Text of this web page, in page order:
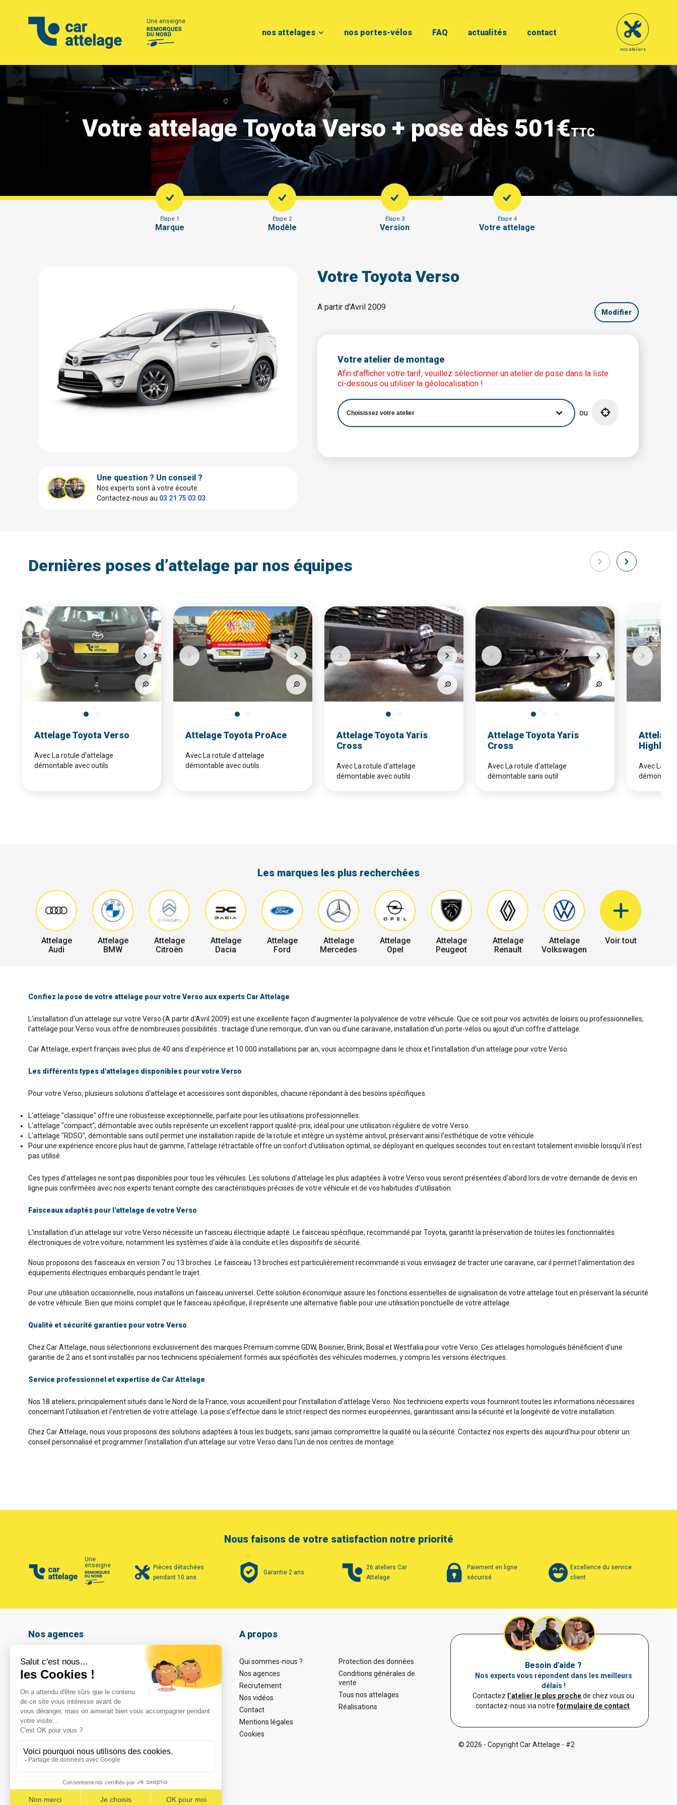
Une enseigne
nos attelages nos portes-vélos FAQ actualités contact
nos ateliers
Votre attelage Toyota Verso + pose dès 501€TTC
Étape 1
Marque
Étape 2
Modèle
Étape 3
Version
Étape 4
Votre attelage
Une question ? Un conseil ?
Nos experts sont à votre écoute.
Contactez-nous au 03 21 75 03 03
Votre Toyota Verso
A partir d'Avril 2009
Modifier
Votre atelier de montage
Afin d’afficher votre tarif, veuillez sélectionner un atelier de pose dans la liste
ci-dessous ou utiliser la géolocalisation !
ou
Dernières poses d’attelage par nos équipes
Attelage Toyota Verso
Avec La rotule d’attelage
démontable avec outils
Attelage Toyota ProAce
Avec La rotule d’attelage
démontable avec outils
Attelage Toyota Yaris
Cross
Avec La rotule d’attelage
démontable avec outils
Attelage Toyota Yaris
Cross
Avec La rotule d’attelage
démontable sans outil
Attelage
Avec La
Les marques les plus recherchées
Attelage
Audi
Attelage
BMW
Attelage
Citroën
Attelage
Dacia
Attelage
Ford
Attelage
Mercedes
Attelage
Opel
Attelage
Peugeot
Attelage
Renault
Attelage
Volkswagen
Voir tout
Confiez la pose de votre attelage pour votre Verso aux experts Car Attelage
L'installation d'un attelage sur votre Verso (A partir d'Avril 2009) est une excellente façon d’augmenter la polyvalence de votre véhicule. Que ce soit pour vos activités de loisirs ou professionnelles,
l'attelage pour Verso vous offre de nombreuses possibilités : tractage d'une remorque, d'un van ou d'une caravane, installation d'un porte-vélos ou ajout d'un coffre d'attelage.
Car Attelage, expert français avec plus de 40 ans d'expérience et 10 000 installations par an, vous accompagne dans le choix et l'installation d’un attelage pour votre Verso.
Les différents types d'attelages disponibles pour votre Verso
Pour votre Verso, plusieurs solutions d'attelage et accessoires sont disponibles, chacune répondant à des besoins spécifiques.
L'attelage "classique" offre une robustesse exceptionnelle, parfaite pour les utilisations professionnelles.
L'attelage "compact", démontable avec outils représente un excellent rapport qualité-prix, idéal pour une utilisation régulière de votre Verso.
L'attelage "RDSO", démontable sans outil permet une installation rapide de la rotule et intègre un système antivol, préservant ainsi l'esthétique de votre véhicule.
Pour une expérience encore plus haut de gamme, l'attelage rétractable offre un confort d'utilisation optimal, se déployant en quelques secondes tout en restant totalement invisible lorsqu'il n'est
pas utilisé.
Ces types d'attelages ne sont pas disponibles pour tous les véhicules. Les solutions d'attelage les plus adaptées à votre Verso vous seront présentées d'abord lors de votre demande de devis en
ligne puis confirmées avec nos experts tenant compte des caractéristiques précises de votre véhicule et de vos habitudes d'utilisation.
Faisceaux adaptés pour l'attelage de votre Verso
L'installation d'un attelage sur votre Verso nécessite un faisceau électrique adapté. Le faisceau spécifique, recommandé par Toyota, garantit la préservation de toutes les fonctionnalités
électroniques de votre voiture, notamment les systèmes d'aide à la conduite et les dispositifs de sécurité.
Nous proposons des faisceaux en version 7 ou 13 broches. Le faisceau 13 broches est particulièrement recommandé si vous envisagez de tracter une caravane, car il permet l'alimentation des
équipements électriques embarqués pendant le trajet.
Pour une utilisation occasionnelle, nous installons un faisceau universel. Cette solution économique assure les fonctions essentielles de signalisation de votre attelage tout en préservant la sécurité
de votre véhicule. Bien que moins complet que le faisceau spécifique, il représente une alternative fiable pour une utilisation ponctuelle de votre attelage.
Qualité et sécurité garanties pour votre Verso
Chez Car Attelage, nous sélectionnons exclusivement des marques Premium comme GDW, Boisnier, Brink, Bosal et Westfalia pour votre Verso. Ces attelages homologués bénéficient d'une
garantie de 2 ans et sont installés par nos techniciens spécialement formés aux spécificités des véhicules modernes, y compris les versions électriques.
Service professionnel et expertise de Car Attelage
Nos 18 ateliers, principalement situés dans le Nord de la France, vous accueillent pour l'installation d'attelage Verso. Nos techniciens experts vous fourniront toutes les informations nécessaires
concernant l'utilisation et l'entretien de votre attelage. La pose s'effectue dans le strict respect des normes européennes, garantissant ainsi la sécurité et la longévité de votre installation.
Chez Car Attelage, nous vous proposons des solutions adaptées à tous les budgets, sans jamais compromettre la qualité ou la sécurité. Contactez nos experts dès aujourd'hui pour obtenir un
conseil personnalisé et programmer l'installation d’un attelage sur votre Verso dans l'un de nos centres de montage.
Nous faisons de votre satisfaction notre priorité
Une
enseigne
Pièces détachées
pendant 10 ans
Garantie 2 ans
26 ateliers Car
Attelage
Paiement en ligne
sécurisé
Excellence du service
client
Nos agences
Amiens
Armentières
Arras
Beauvais
Boulogne-sur-mer
Calais
Cambrai
Coignières
Le Havre
Lomme
Noeux les mines
Noyelles-Godault
Reims – Croix Blandin
Reims – La Neuvillette
A propos
Qui sommes-nous ?
Nos agences
Recrutement
Nos vidéos
Contact
Mentions légales
Cookies
Protection des données
Conditions générales de
vente
Tous nos attelages
Réalisations
Besoin d'aide ?
Nos experts vous répondent dans les meilleurs
délais !
Contactez l’atelier le plus prochede chez vous ou
contactez-nous via notreformulaire de contact.
© 2026 - Copyright Car Attelage - #2